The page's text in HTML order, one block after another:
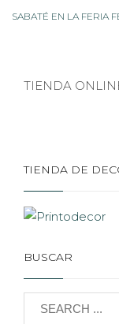
SABATÉ EN LA FERIA
TIENDA
TIENDA DE
BUSCAR